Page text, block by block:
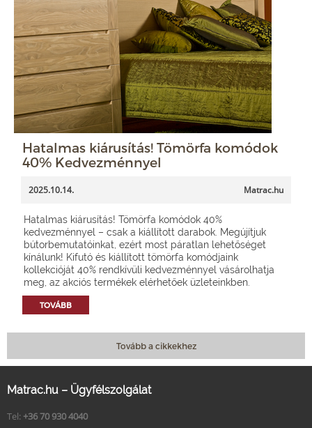
Hatalmas kiárusítás! Tömörfa komódok
40% Kedvezménnyel
2025.10.14. Matrac.hu
Hatalmas kiárusítás! Tömörfa komódok 40%
kedvezménnyel – csak a kiállított darabok. Megújítjuk
bútorbemutatóinkat, ezért most páratlan lehetőséget
kínálunk! Kifutó és kiállított tömörfa komódjaink
kollekcióját 40% rendkívüli kedvezménnyel vásárolhatja
meg, az akciós termékek elérhetőek üzleteinkben.
TOVÁBB
Tovább a cikkekhez
Matrac.hu – Ügyfélszolgálat
Tel: +36 70 930 4040